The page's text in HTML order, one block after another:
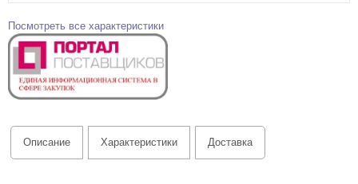
Посмотреть все характеристики
Описание Характеристики Доставка